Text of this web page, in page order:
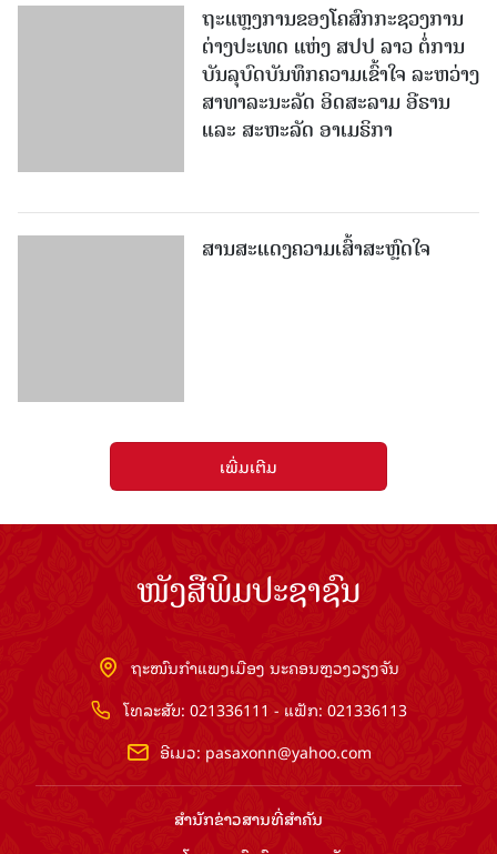
ຖະແຫຼງການຂອງໂຄສົກກະຊວງການ
ຕ່າງປະເທດ ແຫ່ງ ສປປ ລາວ ຕໍ່ການ
ບັນລຸບົດບັນທຶກຄວາມເຂົ້າໃຈ ລະຫວ່າງ
ສາທາລະນະລັດ ອິດສະລາມ ອີຣານ
ແລະ ສະຫະລັດ ອາເມຣິກາ
ສານສະແດງຄວາມເສົ້າສະຫຼົດໃຈ
ເພີ່ມເຕີມ
ໜັງສືພິມປະຊາຊົນ
ຖະໜົນກຳແພງເມືອງ ນະຄອນຫຼວງວຽງຈັນ
ໂທລະສັບ: 021336111 - ແຟັກ: 021336113
ອີເມວ: pasaxonn@yahoo.com
ສຳ​ນັກ​ຂ່າວ​ສານ​ທີ່​ສຳ​ຄັນ​